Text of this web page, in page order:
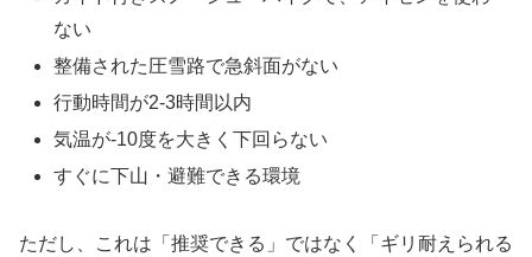
ない
整備された圧雪路で急斜面がない
行動時間が2-3時間以内
気温が-10度を大きく下回らない
すぐに下山・避難できる環境
ただし、これは「推奨できる」ではなく「ギリ耐えられる